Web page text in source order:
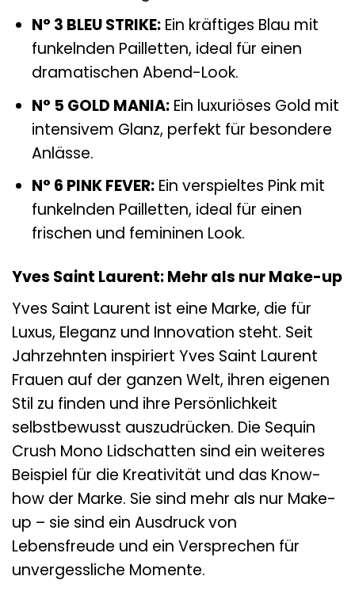
N° 3 BLEU STRIKE:Ein kräftiges Blau mit
funkelnden Pailletten, ideal für einen
dramatischen Abend-Look.
N° 5 GOLD MANIA:Ein luxuriöses Gold mit
intensivem Glanz, perfekt für besondere
Anlässe.
N° 6 PINK FEVER:Ein verspieltes Pink mit
funkelnden Pailletten, ideal für einen
frischen und femininen Look.
Yves Saint Laurent: Mehr als nur Make-up
Yves Saint Laurent ist eine Marke, die für
Luxus, Eleganz und Innovation steht. Seit
Jahrzehnten inspiriert Yves Saint Laurent
Frauen auf der ganzen Welt, ihren eigenen
Stil zu finden und ihre Persönlichkeit
selbstbewusst auszudrücken. Die Sequin
Crush Mono Lidschatten sind ein weiteres
Beispiel für die Kreativität und das Know-
how der Marke. Sie sind mehr als nur Make-
up – sie sind ein Ausdruck von
Lebensfreude und ein Versprechen für
unvergessliche Momente.